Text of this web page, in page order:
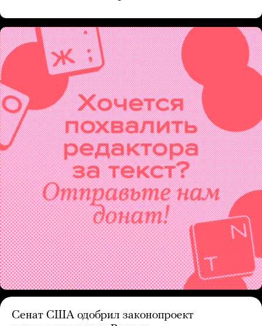
Сенат США одобрил законопроект